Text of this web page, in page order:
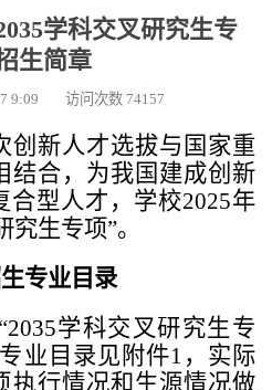
学科交叉研究生专
生简章
9:09 访问次数 74157
新人才选拔与国家重
结合，为我国建成创新
合型人才，学校2025年
生专项”。
专业目录
学科交叉研究生专
业目录见附件1，实际
执行情况和生源情况做